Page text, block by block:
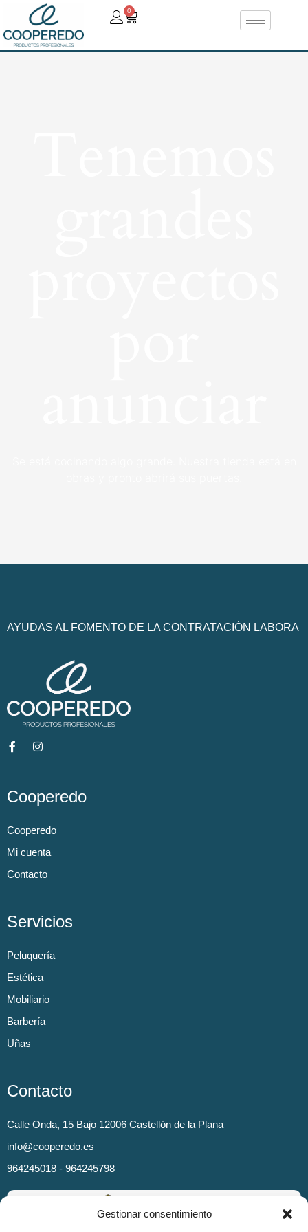
Gestionar consentimiento
0
AYUDAS AL FOMENTO DE LA CONTRATACIÓN LABORA
Cooperedo
Cooperedo
Mi cuenta
Contacto
Servicios
Peluquería
Estética
Mobiliario
Barbería
Uñas
Contacto
Calle Onda, 15 Bajo 12006 Castellón de la Plana
info@cooperedo.es
964245018 - 964245798